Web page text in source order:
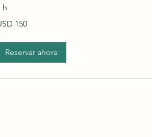
h
150
Reservar ahora